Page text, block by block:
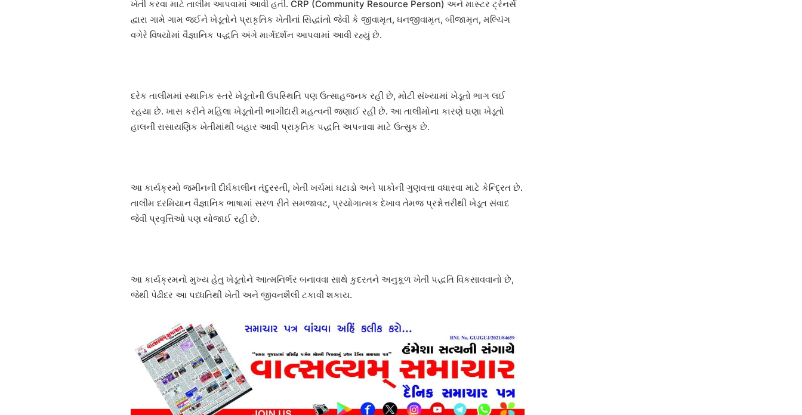
ખેતી કરવા માટે તાલીમ આપવામાં આવી હતી. CRP (Community Resource Person) અને માસ્ટર ટ્રેનર્સ
દ્વારા ગામે ગામ જઈને ખેડૂતોને પ્રાકૃતિક ખેતીનાં સિદ્ધાંતો જેવી કે જીવામૃત, ઘનજીવામૃત, બીજામૃત, મલ્ચિંગ
વગેરે વિષયોમાં વૈજ્ઞાનિક પદ્ધતિ અંગે માર્ગદર્શન આપવામાં આવી રહ્યું છે.
દરેક તાલીમમાં સ્થાનિક સ્તરે ખેડૂતોની ઉપસ્થિતિ પણ ઉત્સાહજનક રહી છે, મોટી સંખ્યામાં ખેડૂતો ભાગ લઈ
રહયા છે. ખાસ કરીને મહિલા ખેડૂતોની ભાગીદારી મહત્વની જણાઈ રહી છે. આ તાલીમોના કારણે ઘણા ખેડૂતો
હાલની રાસાયણિક ખેતીમાંથી બહાર આવી પ્રાકૃતિક પદ્ધતિ અપનાવા માટે ઉત્સુક છે.
આ કાર્યક્રમો જમીનની દીર્ઘકાલીન તંદુરસ્તી, ખેતી ખર્ચમાં ઘટાડો અને પાકોની ગુણવત્તા વધારવા માટે કેન્દ્રિત છે.
તાલીમ દરમિયાન વૈજ્ઞાનિક ભાષામાં સરળ રીતે સમજાવટ, પ્રયોગાત્મક દેખાવ તેમજ પ્રશ્નોત્તરીથી ખેડૂત સંવાદ
જેવી પ્રવૃત્તિઓ પણ યોજાઈ રહી છે.
આ કાર્યક્રમનો મુખ્ય હેતુ ખેડૂતોને આત્મનિર્ભર બનાવવા સાથે કુદરતને અનુકૂળ ખેતી પદ્ધતિ વિકસાવવાનો છે,
જેથી પેઢીદર આ પધ્ધતિથી ખેતી અને જીવનશૈલી ટકાવી શકાય.